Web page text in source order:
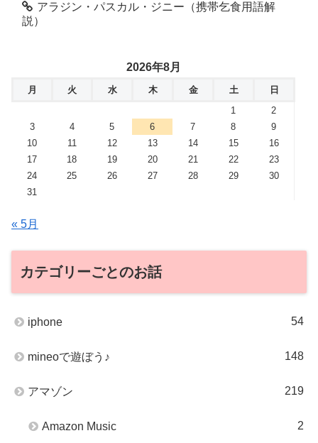
アラジン・パスカル・ジニー（携帯乞食用語解
説）
2026年8月
月 火 水 木 金 土
日
1
2
3
4 5 6 7 8
9
10
11 12 13 14 15
16
17
18 19 20 21 22
23
24
25 26 27 28 29
30
31
« 5月
カテゴリーごとのお話
iphone 54
mineoで遊ぼう♪ 148
アマゾン 219
Amazon Music 2